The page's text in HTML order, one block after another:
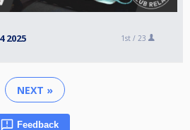
2025 1st / 23
NEXT »
Feedback